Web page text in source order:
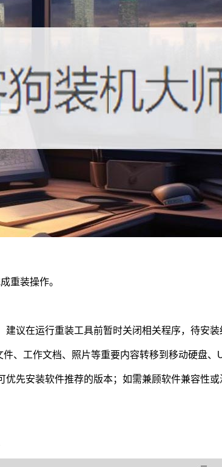
重装操作。
议在运行重装工具前暂时关闭相关程序，待安装
工作文档、照片等重要内容转移到移动硬盘、
先安装软件推荐的版本；如需兼顾软件兼容性